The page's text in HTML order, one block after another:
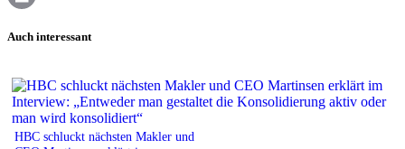
Auch interessant
HBC schluckt nächsten Makler und